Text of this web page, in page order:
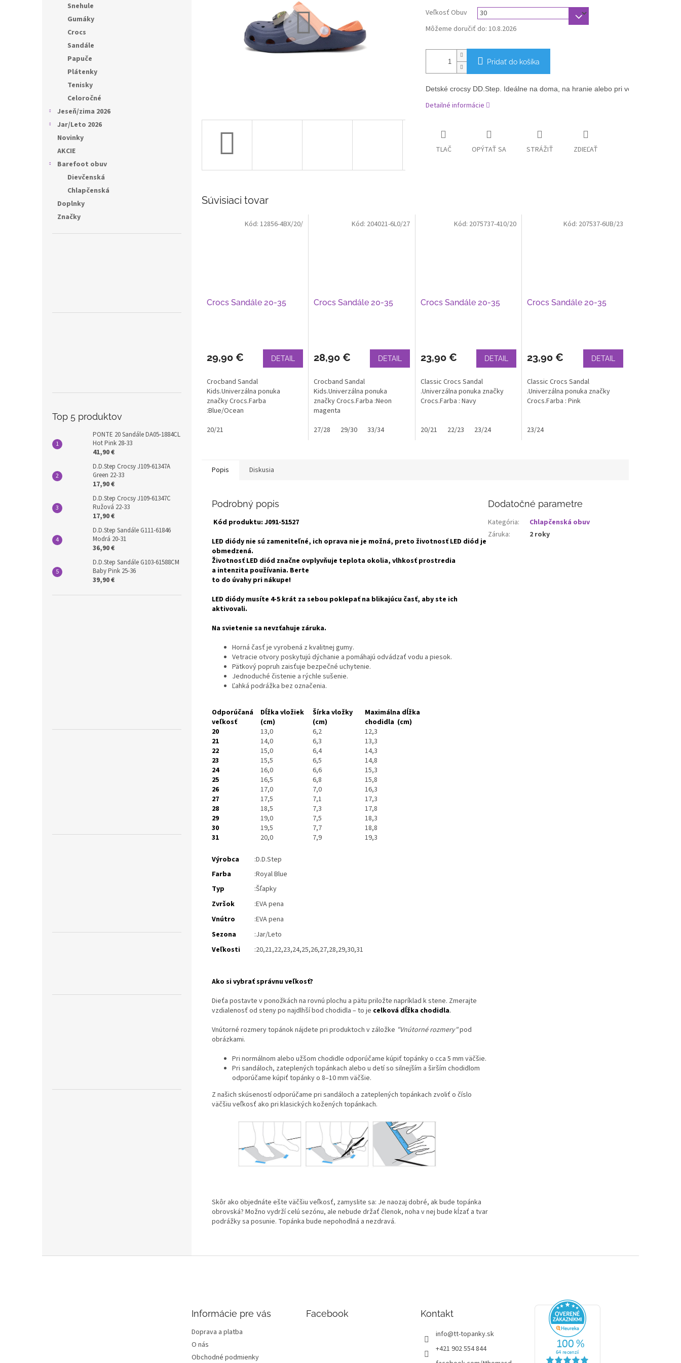
Snehule
Gumáky
Crocs
Sandále
Papuče
Plátenky
Tenisky
Celoročné
Jeseň/zima 2026
Jar/Leto 2026
Novinky
AKCIE
Barefoot obuv
Dievčenská
Chlapčenská
Doplnky
Značky
Top 5 produktov
PONTE 20 Sandále DA05-1884CL
Hot Pink 28-33
41,90 €
D.D.Step Crocsy J109-61347A
Green 22-33
17,90 €
D.D.Step Crocsy J109-61347C
Ružová 22-33
17,90 €
D.D.Step Sandále G111-61846
Modrá 20-31
36,90 €
D.D.Step Sandále G103-61588CM
Baby Pink 25-36
39,90 €
Veľkosť Obuv
Môžeme doručiť do: 10.8.2026
Pridať do košíka
Detské crocsy DD.Step. Ideálne na doma, na hranie alebo pri vode.
Detailné informácie
TLAČ OPÝTAŤ SA STRÁŽIŤ ZDIEĽAŤ
Súvisiaci tovar
Crocs Sandále 20-35
29,90 € DETAIL
Crocband Sandal
Kids.Univerzálna ponuka
značky Crocs.Farba
:Blue/Ocean
20/21
Kód: 12856-4BX/20/
Crocs Sandále 20-35
28,90 € DETAIL
Crocband Sandal
Kids.Univerzálna ponuka
značky Crocs.Farba :Neon
magenta
27/28
29/30 33/34
Kód: 204021-6L0/27
Crocs Sandále 20-35
23,90 € DETAIL
Classic Crocs Sandal
.Univerzálna ponuka značky
Crocs.Farba : Navy
20/21 22/23 23/24
Kód: 2075737-410/20
Crocs Sandále 20-35
23,90 € DETAIL
Classic Crocs Sandal
.Univerzálna ponuka značky
Crocs.Farba : Pink
23/24
Kód: 207537-6UB/23
Popis Diskusia
Podrobný popis
Kód produktu: J091-51527
LED diódy nie sú zameniteľné, ich oprava nie je možná, preto životnosť LED diód je
obmedzená.
Životnosť LED diód značne ovplyvňuje teplota okolia, vlhkosť prostredia
a intenzita používania. Berte
to do úvahy pri nákupe!
LED diódy musíte 4-5 krát za sebou poklepať na blikajúcu časť, aby ste ich
aktivovali.
Na svietenie sa nevzťahuje záruka.
Horná časť je vyrobená z kvalitnej gumy.
Vetracie otvory poskytujú dýchanie a pomáhajú odvádzať vodu a piesok.
Pätkový popruh zaisťuje bezpečné uchytenie.
Jednoduché čistenie a rýchle sušenie.
Ľahká podrážka bez označenia.
Odporúčaná
veľkosť
20
21
22
23
24
25
26
27
28
29
30
31
Dĺžka vložiek
(cm)
13,0
14,0
15,0
15,5
16,0
16,5
17,0
17,5
18,5
19,0
19,5
20,0
Šírka vložky
(cm)
6,2
6,3
6,4
6,5
6,6
6,8
7,0
7,1
7,3
7,5
7,7
7,9
Maximálna dĺžka
chodidla (cm)
12,3
13,3
14,3
14,8
15,3
15,8
16,3
17,3
17,8
18,3
18,8
19,3
Výrobca
:D.D.Step
Farba
:Royal Blue
Typ
:Šľapky
Zvršok
:EVA pena
Vnútro
:EVA pena
Sezona
:Jar/Leto
Veľkosti
:20,21,22,23,24,25,26,27,28,29,30,31
Ako si vybrať správnu veľkosť?
Dieťa postavte v ponožkách na rovnú plochu a pätu priložte napríklad k stene. Zmerajte
vzdialenosť od steny po najdlhší bod chodidla – to je celková dĺžka chodidla.
Vnútorné rozmery topánok nájdete pri produktoch v záložke "Vnútorné rozmery"pod
obrázkami.
Pri normálnom alebo užšom chodidle odporúčame kúpiť topánky o cca 5 mm väčšie.
Pri sandáloch, zateplených topánkach alebo u detí so silnejším a širším chodidlom
odporúčame kúpiť topánky o 8–10 mm väčšie.
Z našich skúseností odporúčame pri sandáloch a zateplených topánkach zvoliť o číslo
väčšiu veľkosť ako pri klasických kožených topánkach.
Skôr ako objednáte ešte väčšiu veľkosť, zamyslite sa: Je naozaj dobré, ak bude topánka
obrovská? Možno vydrží celú sezónu, ale nebude držať členok, noha v nej bude kĺzať a tvar
podrážky sa posunie. Topánka bude nepohodlná a nezdravá.
Dodatočné parametre
Kategória:
Chlapčenská obuv
Záruka: 2 roky
Informácie pre vás
Doprava a platba
O nás
Obchodné podmienky
Facebook Kontakt
info@tt-topanky.sk
+421 902 554 844